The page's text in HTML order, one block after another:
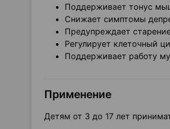
Поддерживает тонус
Снижает симптомы
Предупреждает
Регулирует клеточный
Поддерживает работу
Применение
Детям от 3 до 17 лет